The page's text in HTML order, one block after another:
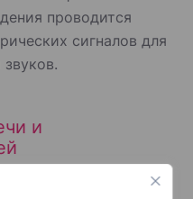
проводится
сигналов для
и